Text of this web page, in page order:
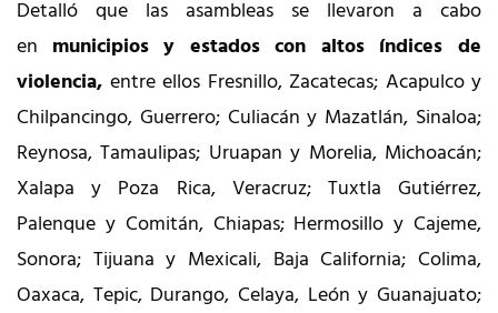
Detalló que las asambleas se llevaron a cabo
en municipios y estados con altos índices de
violencia, entre ellos Fresnillo, Zacatecas; Acapulco y
Chilpancingo, Guerrero; Culiacán y Mazatlán, Sinaloa;
Reynosa, Tamaulipas; Uruapan y Morelia, Michoacán;
Xalapa y Poza Rica, Veracruz; Tuxtla Gutiérrez,
Palenque y Comitán, Chiapas; Hermosillo y Cajeme,
Sonora; Tijuana y Mexicali, Baja California; Colima,
Oaxaca, Tepic, Durango, Celaya, León y Guanajuato;